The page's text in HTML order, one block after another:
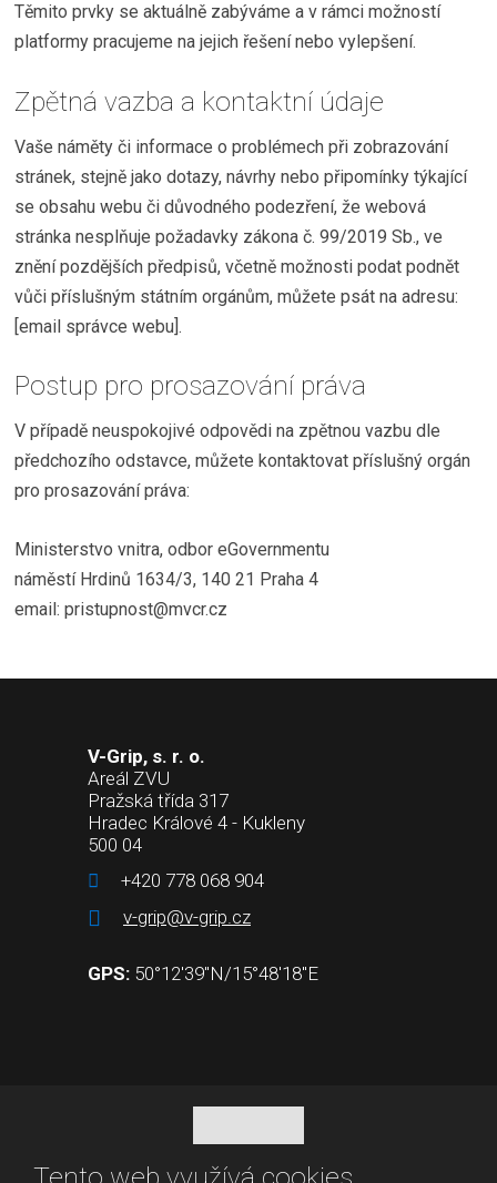
Těmito prvky se aktuálně zabýváme a v rámci možností
platformy pracujeme na jejich řešení nebo vylepšení.
Zpětná vazba a kontaktní údaje
Vaše náměty či informace o problémech při zobrazování
stránek, stejně jako dotazy, návrhy nebo připomínky týkající
se obsahu webu či důvodného podezření, že webová
stránka nesplňuje požadavky zákona č. 99/2019 Sb., ve
znění pozdějších předpisů, včetně možnosti podat podnět
vůči příslušným státním orgánům, můžete psát na adresu:
[email správce webu].
Postup pro prosazování práva
V případě neuspokojivé odpovědi na zpětnou vazbu dle
předchozího odstavce, můžete kontaktovat příslušný orgán
pro prosazování práva:
Ministerstvo vnitra, odbor eGovernmentu
náměstí Hrdinů 1634/3, 140 21 Praha 4
email: pristupnost@mvcr.cz
V-Grip, s. r. o.
Areál ZVU
Pražská třída 317
Hradec Králové 4 - Kukleny
500 04
+420 778 068 904
v-grip@v-grip.cz
GPS: 50°12'39"N/15°48'18"E